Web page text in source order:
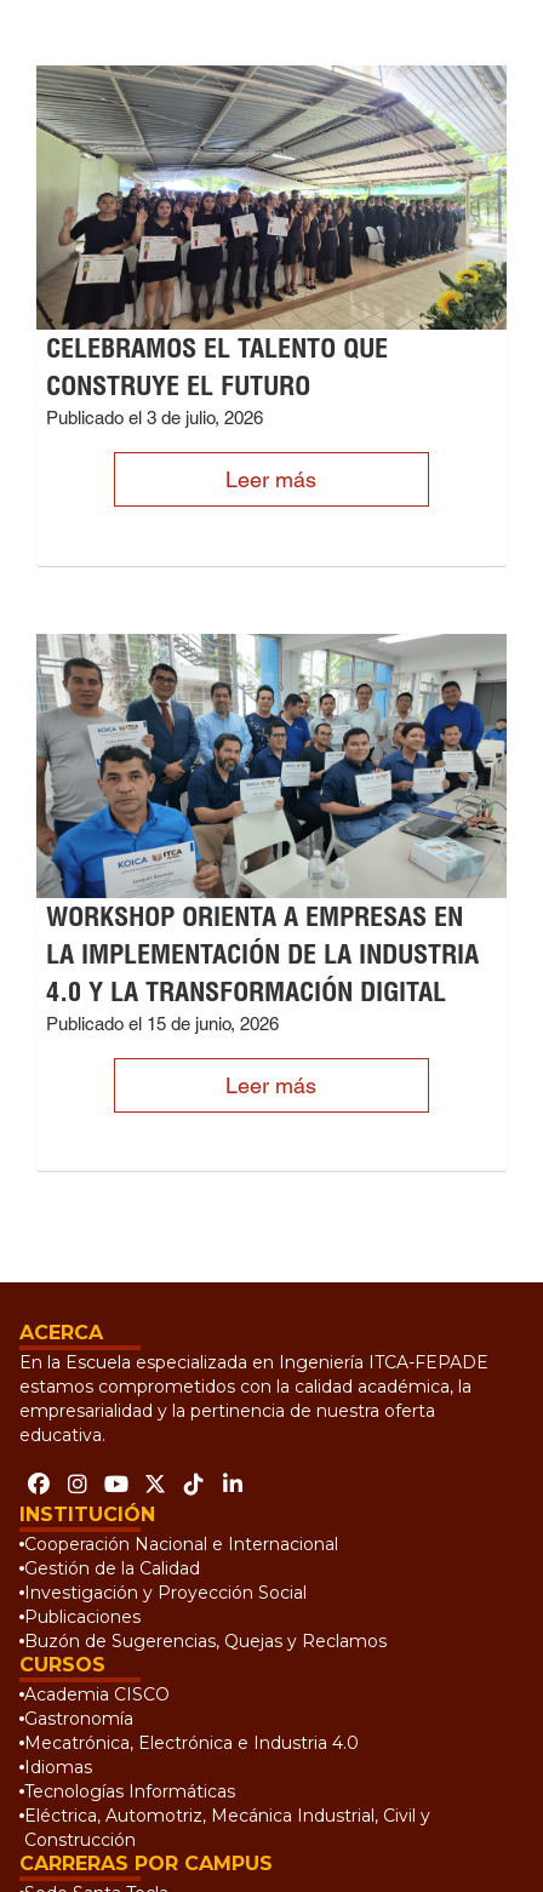
CELEBRAMOS EL TALENTO QUE
CONSTRUYE EL FUTURO
Publicado el 3 de julio, 2026
Leer más
WORKSHOP ORIENTA A EMPRESAS EN
LA IMPLEMENTACIÓN DE LA INDUSTRIA
4.0 Y LA TRANSFORMACIÓN DIGITAL
Publicado el 15 de junio, 2026
Leer más
ACERCA
En la Escuela especializada en Ingeniería ITCA-FEPADE
estamos comprometidos con la calidad académica, la
empresarialidad y la pertinencia de nuestra oferta
educativa.
INSTITUCIÓN
Cooperación Nacional e Internacional
Gestión de la Calidad
Investigación y Proyección Social
Publicaciones
Buzón de Sugerencias, Quejas y Reclamos
CURSOS
Academia CISCO
Gastronomía
Mecatrónica, Electrónica e Industria 4.0
Idiomas
Tecnologías Informáticas
Eléctrica, Automotriz, Mecánica Industrial, Civil y
Construcción
CARRERAS POR CAMPUS